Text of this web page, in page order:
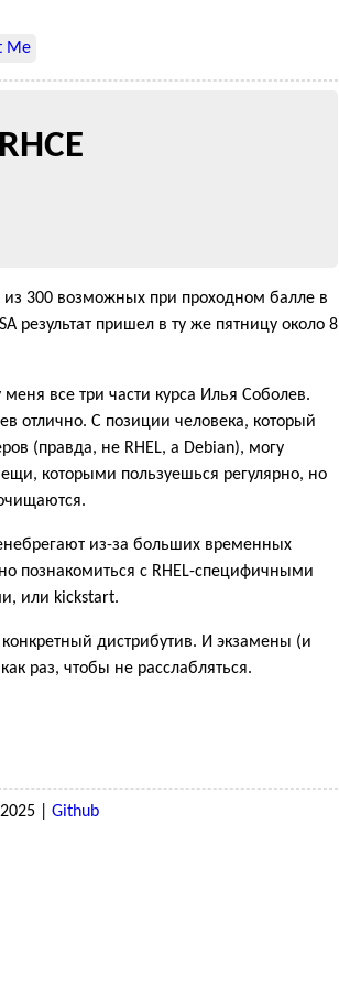
Me
из 300 возможных при проходном балле в
результат пришел в ту же пятницу около 8
все три части курса Илья Соболев.
отлично. С позиции человека, который
(правда, не RHEL, а Debian), могу
которыми пользуешься регулярно, но
из-за больших временных
познакомиться с RHEL-специфичными
или kickstart.
дистрибутив. И экзамены (и
раз, чтобы не расслабляться.
| Github